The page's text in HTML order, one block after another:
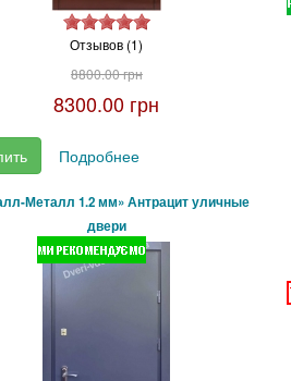
Отзывов (1)
8800.00 грн
8300.00 грн
Подробнее
Металл 1.2 мм» Антрацит уличные
двери